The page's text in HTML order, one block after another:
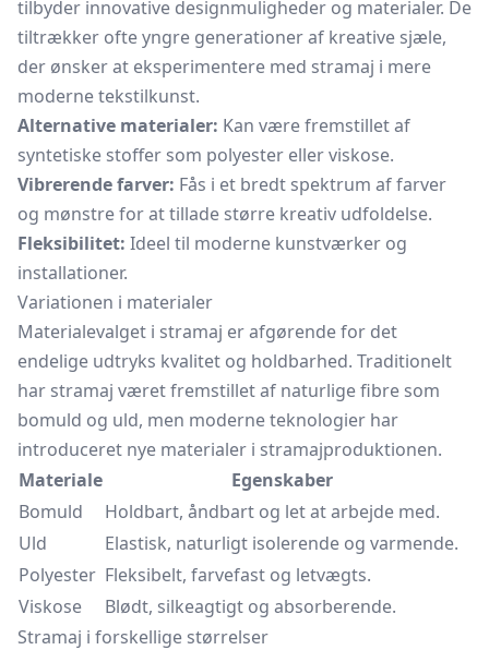
tilbyder innovative designmuligheder og materialer. De
tiltrækker ofte yngre generationer af kreative sjæle,
der ønsker at eksperimentere med stramaj i mere
moderne tekstilkunst.
Alternative materialer: Kan være fremstillet af
syntetiske stoffer som polyester eller viskose.
Vibrerende farver: Fås i et bredt spektrum af farver
og mønstre for at tillade større kreativ udfoldelse.
Fleksibilitet: Ideel til moderne kunstværker og
installationer.
Variationen i materialer
Materialevalget i stramaj er afgørende for det
endelige udtryks kvalitet og holdbarhed. Traditionelt
har stramaj været fremstillet af naturlige fibre som
bomuld og uld, men moderne teknologier har
introduceret nye materialer i stramajproduktionen.
Materiale
Egenskaber
Bomuld
Holdbart, åndbart og let at arbejde med.
Uld
Elastisk, naturligt isolerende og varmende.
Polyester Fleksibelt, farvefast og letvægts.
Viskose
Blødt, silkeagtigt og absorberende.
Stramaj i forskellige størrelser